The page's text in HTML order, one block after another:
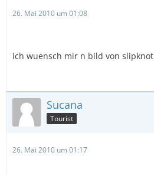
26. Mai 2010 um 01:08
ich wuensch mir n bild von slipknot
Sucana
Tourist
26. Mai 2010 um 01:17